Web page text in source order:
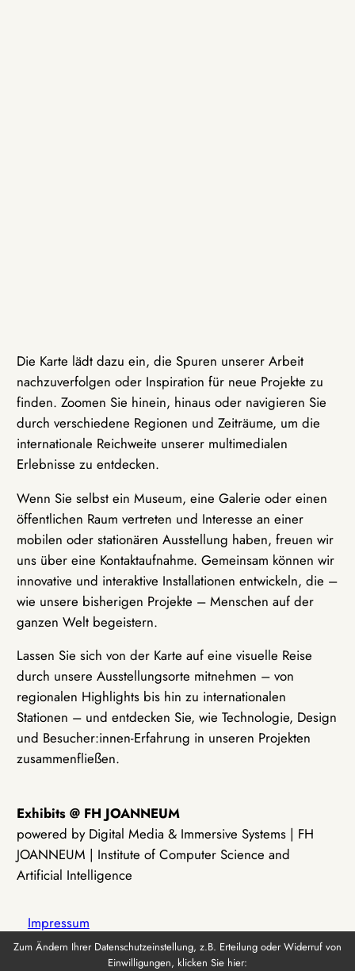
Die Karte lädt dazu ein, die Spuren unserer Arbeit
nachzuverfolgen oder Inspiration für neue Projekte zu
finden. Zoomen Sie hinein, hinaus oder navigieren Sie
durch verschiedene Regionen und Zeiträume, um die
internationale Reichweite unserer multimedialen
Erlebnisse zu entdecken.
Wenn Sie selbst ein Museum, eine Galerie oder einen
öffentlichen Raum vertreten und Interesse an einer
mobilen oder stationären Ausstellung haben, freuen wir
uns über eine Kontaktaufnahme. Gemeinsam können wir
innovative und interaktive Installationen entwickeln, die –
wie unsere bisherigen Projekte – Menschen auf der
ganzen Welt begeistern.
Lassen Sie sich von der Karte auf eine visuelle Reise
durch unsere Ausstellungsorte mitnehmen – von
regionalen Highlights bis hin zu internationalen
Stationen – und entdecken Sie, wie Technologie, Design
und Besucher:innen-Erfahrung in unseren Projekten
zusammenfließen.
Exhibits @ FH JOANNEUM
powered by Digital Media & Immersive Systems | FH
JOANNEUM | Institute of Computer Science and
Artificial Intelligence
Impressum
Zum Ändern Ihrer Datenschutzeinstellung, z.B. Erteilung oder Widerruf von
Einwilligungen, klicken Sie hier: